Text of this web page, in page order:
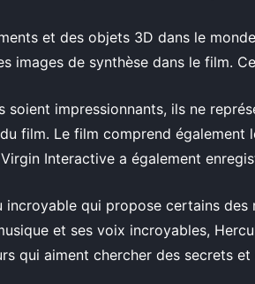
et des objets 3D dans le
images de synthèse dans le film.
soient impressionnants, ils ne
film. Le film comprend également
Interactive a également
incroyable qui propose certains
et ses voix incroyables,
qui aiment chercher des secrets